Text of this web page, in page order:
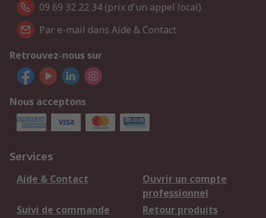
09 69 32 22 34 (prix d'un appel local).
Par e-mail dans Aide & Contact
Retrouvez-nous sur
Nous acceptons
Services
Aide & Contact
Ouvrir un compte
professionnel
Suivi de commande
Retour produits